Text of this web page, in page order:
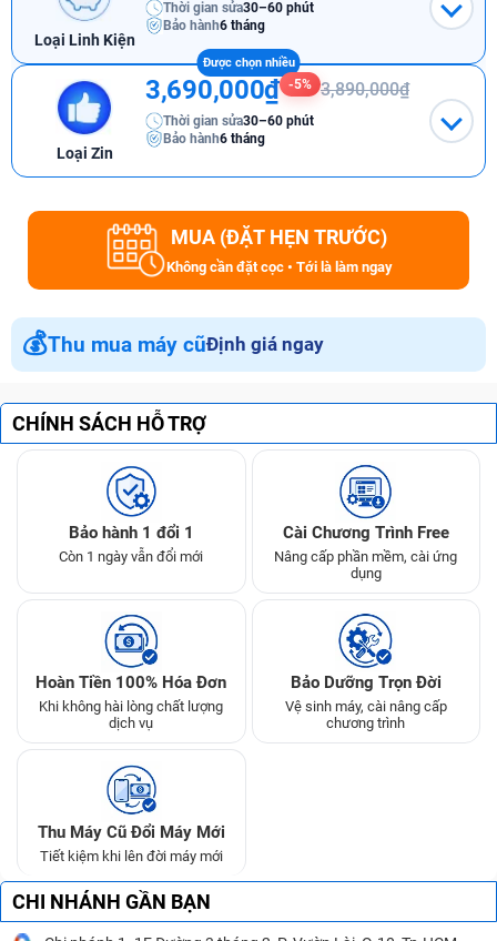
Loại Linh Kiện
Thời gian sửa30–60 phút
Bảo hành6 tháng
Loại Zin
3,690,000₫ -5% 3,890,000₫
Thời gian sửa30–60 phút
Bảo hành6 tháng
MUA (ĐẶT HẸN TRƯỚC)
Không cần đặt cọc • Tới là làm ngay
💰Thu mua máy cũĐịnh giá ngay
CHÍNH SÁCH HỖ TRỢ
Bảo hành 1 đổi 1
Còn 1 ngày vẫn đổi mới
Cài Chương Trình Free
Nâng cấp phần mềm, cài ứng
dụng
Hoàn Tiền 100% Hóa Đơn
Khi không hài lòng chất lượng
dịch vụ
Bảo Dưỡng Trọn Đời
Vệ sinh máy, cài nâng cấp
chương trình
Thu Máy Cũ Đổi Máy Mới
Tiết kiệm khi lên đời máy mới
CHI NHÁNH GẦN BẠN